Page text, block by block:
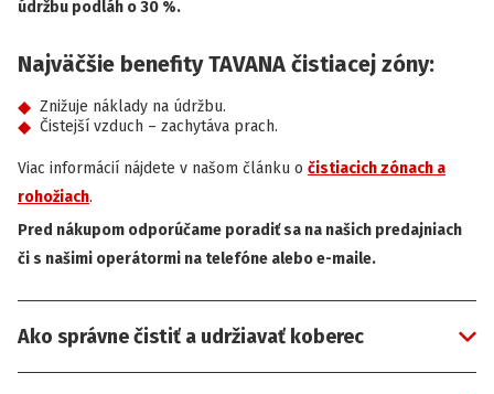
údržbu podláh o 30 %.
Najväčšie benefity TAVANA čistiacej zóny:
Znižuje náklady na údržbu.
Čistejší vzduch – zachytáva prach.
Viac informácií nájdete v našom článku o čistiacich zónach a
rohožiach.
Pred nákupom odporúčame poradiť sa na našich predajniach
či s našimi operátormi na telefóne alebo e-maile.
Ako správne čistiť a udržiavať koberec